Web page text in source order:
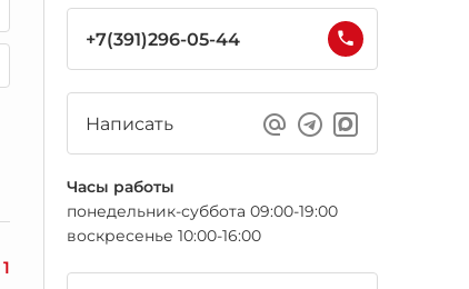
1
+7(391)296-05-44
Написать
Часы работы
понедельник-суббота 09:00-19:00
воскресенье 10:00-16:00